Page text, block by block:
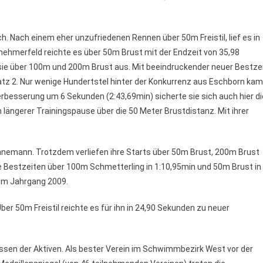
Nach einem eher unzufriedenen Rennen über 50m Freistil, lief es in
reichte es über 50m Brust mit der Endzeit von 35,98
über 100m und 200m Brust aus. Mit beeindruckender neuer
2. Nur wenige Hundertstel hinter der Konkurrenz aus Eschborn kam
um 6 Sekunden (2:43,69min) sicherte sie sich auch hier
Trainingspause über die 50 Meter Brustdistanz. Mit ihrer
Trotzdem verliefen ihre Starts über 50m Brust, 200m Brust
über 100m Schmetterling in 1:10,95min und 50m Brust in
Jahrgang 2009.
50m Freistil reichte es für ihn in 24,90 Sekunden zu neuer
der Aktiven. Als bester Verein im Schwimmbezirk West vor der